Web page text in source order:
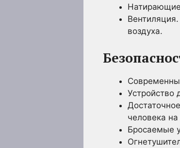
Натирающие
воздуха.
Устройство
человека на
Бросаемые